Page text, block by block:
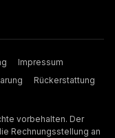
Impressum
Rückerstattung
vorbehalten. Der
Rechnungsstellung an